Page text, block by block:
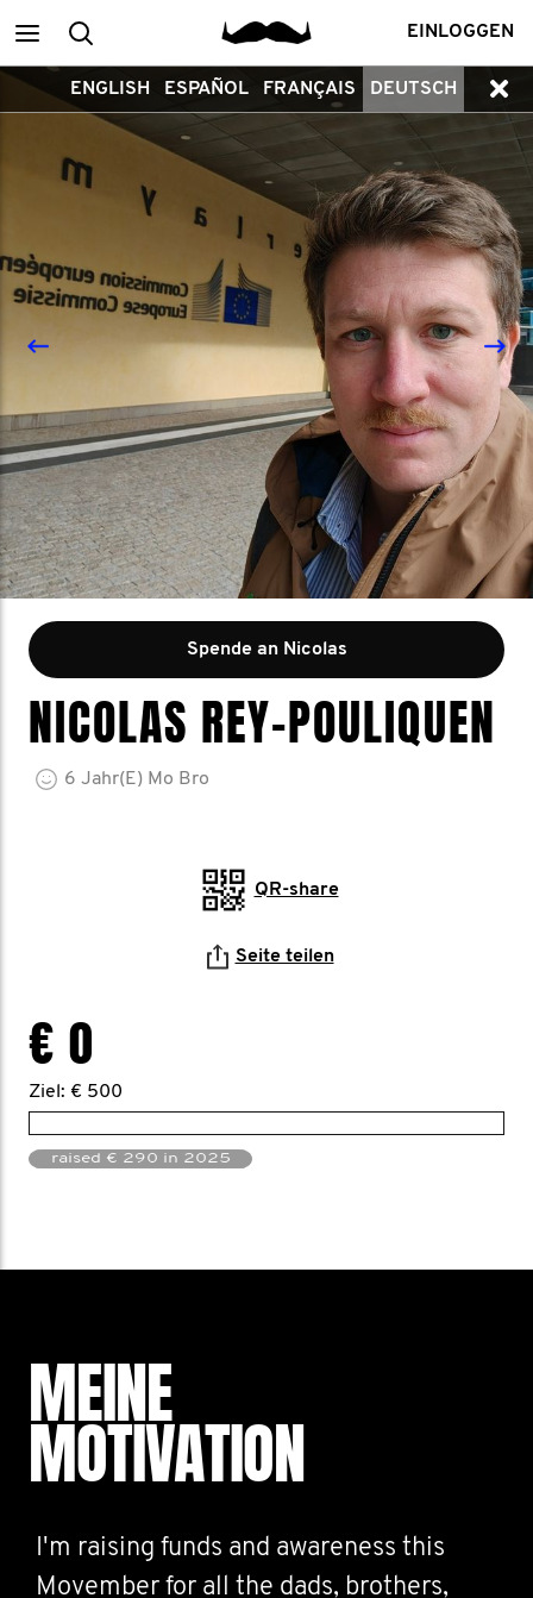
Main
menu
Search EINLOGGEN
ENGLISH ESPAÑOL FRANÇAIS DEUTSCH
Spende an Nicolas
NICOLAS REY-POULIQUEN
6 Jahr(e) Mo Bro
QR-share
Seite teilen
€ 0
Ziel: € 500
raised € 290 in 2025
MEINE
MOTIVATION
I'm raising funds and awareness this
Movember for all the dads, brothers,